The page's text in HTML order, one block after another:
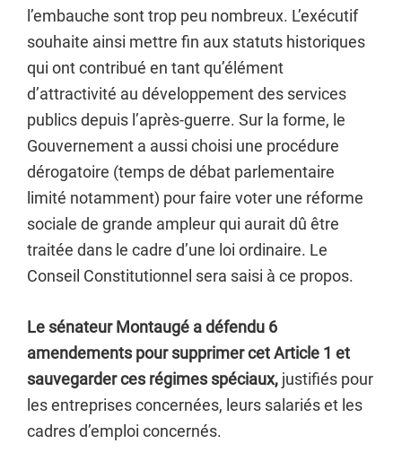
l’embauche sont trop peu nombreux. L’exécutif
souhaite ainsi mettre fin aux statuts historiques
qui ont contribué en tant qu’élément
d’attractivité au développement des services
publics depuis l’après-guerre. Sur la forme, le
Gouvernement a aussi choisi une procédure
dérogatoire (temps de débat parlementaire
limité notamment) pour faire voter une réforme
sociale de grande ampleur qui aurait dû être
traitée dans le cadre d’une loi ordinaire. Le
Conseil Constitutionnel sera saisi à ce propos.
Le sénateur Montaugé a défendu 6
amendements pour supprimer cet Article 1 et
sauvegarder ces régimes spéciaux, justifiés pour
les entreprises concernées, leurs salariés et les
cadres d’emploi concernés.